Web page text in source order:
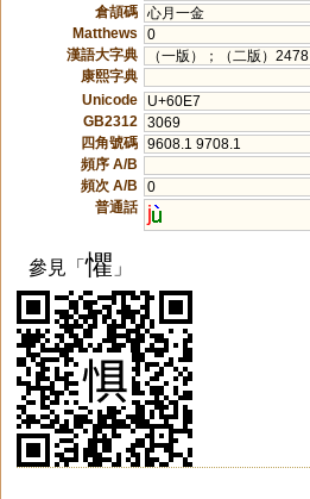
倉頡碼 心月一金
Matthews
0
漢語大字典
（一版）；（二版）2478
康熙字典
Unicode
U+60E7
GB2312
3069
四角號碼 9608.1 9708.1
頻序 A/B
頻次 A/B
0
普通話
j
參見「懼 」